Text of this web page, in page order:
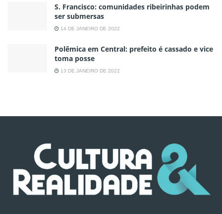
S. Francisco: comunidades ribeirinhas podem
ser submersas
14 DE JANEIRO DE 2022
Polêmica em Central: prefeito é cassado e vice
toma posse
13 DE JANEIRO DE 2022